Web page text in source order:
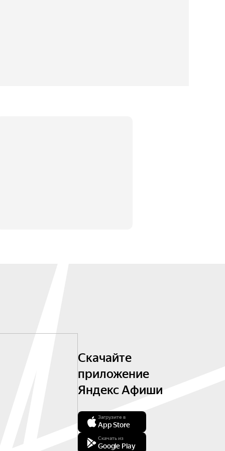
Скачайте
приложение
Яндекс Афиши
Загрузите в
App Store
Скачать из
Google Play